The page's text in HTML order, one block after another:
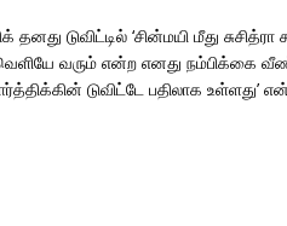
டுவிட்டில் ‘சின்மயி மீது
வரும் என்ற எனது நம்பிக்கை
டுவிட்டே பதிலாக உள்ளது’